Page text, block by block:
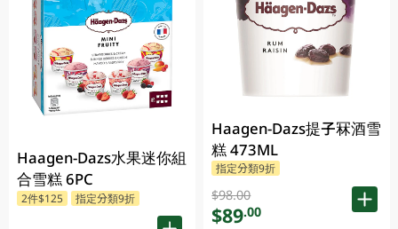
Haagen-Dazs水果迷你組
合雪糕 6PC
2件$125 指定分類9折
Haagen-Dazs提子冧酒雪
糕 473ML
指定分類9折
$98.00
$89.00